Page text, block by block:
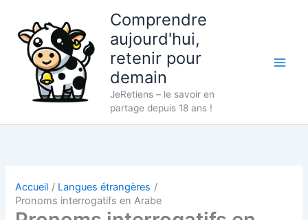
contenu
Comprendre
aujourd'hui,
retenir pour
demain
JeRetiens – le savoir en
partage depuis 18 ans !
Accueil
Langues étrangères
Pronoms interrogatifs en Arabe